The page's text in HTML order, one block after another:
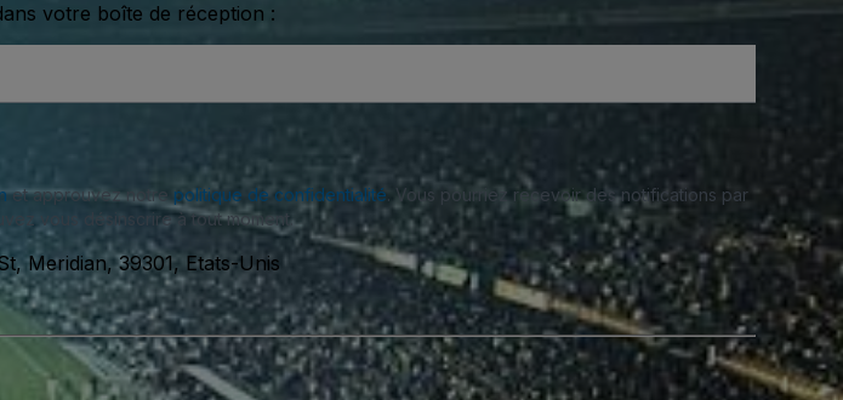
votre boîte de réception :
et approuvez notre politique de confidentialité . Vous pourriez recevoir des notifications par
vous désinscrire à tout moment.
Meridian, 39301, Etats-Unis